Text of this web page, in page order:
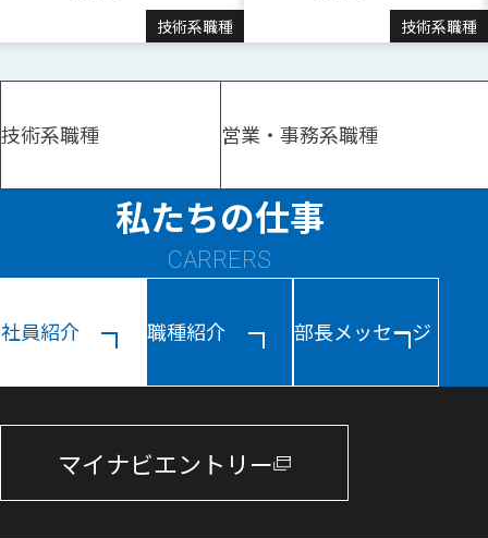
技術系職種 技術系職種
技術系職種 営業・事務系職種
私たちの仕事
CARRERS
社員紹介 職種紹介 部長メッセージ
マイナビエントリー